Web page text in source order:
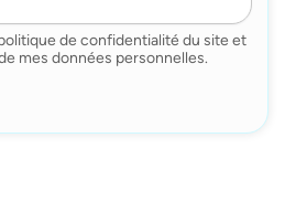
de confidentialité du site et
mes données personnelles.